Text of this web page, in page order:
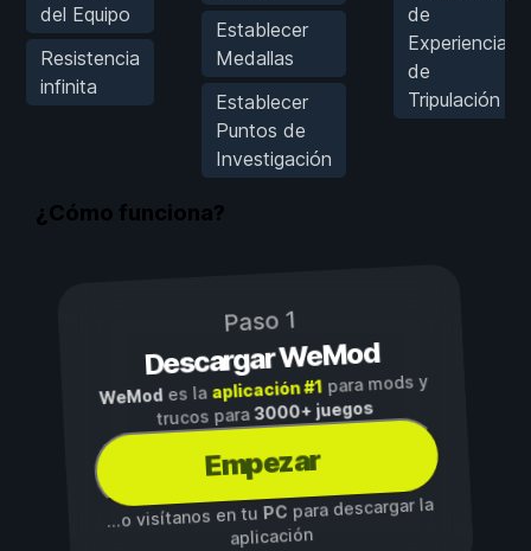
del Equipo
Resistencia
infinita
Establecer
Medallas
Establecer
Puntos de
Investigación
de
Experiencia
de
Tripulación
¿Cómo funciona?
Paso 1
Descargar WeMod
WeMod es la aplicación #1para mods y
trucos para3000+ juegos
Empezar
...o visítanos en tuPCpara descargar la
aplicación